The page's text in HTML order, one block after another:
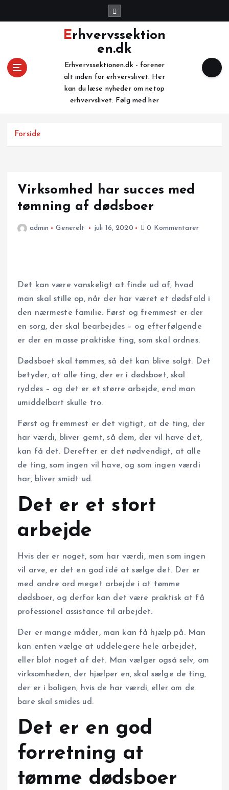
Erhvervssektion
en.dk
Erhvervssektionen.dk - forener
alt inden for erhvervslivet. Her
kan du læse nyheder om netop
erhvervslivet. Følg med her
Forside
Virksomhed har succes med
tømning af dødsboer
admin Generelt juli 16, 2020 0 Kommentarer
Det kan være vanskeligt at finde ud af, hvad
man skal stille op, når der har været et dødsfald i
den nærmeste familie. Først og fremmest er der
en sorg, der skal bearbejdes – og efterfølgende
er der en masse praktiske ting, som skal ordnes.
Dødsboet skal tømmes, så det kan blive solgt. Det
betyder, at alle ting, der er i dødsboet, skal
ryddes – og det er et større arbejde, end man
umiddelbart skulle tro.
Først og fremmest er det vigtigt, at de ting, der
har værdi, bliver gemt, så dem, der vil have det,
kan få det. Derefter er det nødvendigt, at alle
de ting, som ingen vil have, og som ingen værdi
har, bliver smidt ud.
Det er et stort
arbejde
Hvis der er noget, som har værdi, men som ingen
vil arve, er det en god idé at sælge det. Der er
med andre ord meget arbejde i at tømme
dødsboer, og derfor kan det være praktisk at få
professionel assistance til arbejdet.
Der er mange måder, man kan få hjælp på. Man
kan enten vælge at uddelegere hele arbejdet,
eller blot noget af det. Man vælger også selv, om
virksomheden, der hjælper en, skal sælge de ting,
der er i boligen, hvis de har værdi, eller om de
bare skal smides ud.
Det er en god
forretning at
tømme dødsboer